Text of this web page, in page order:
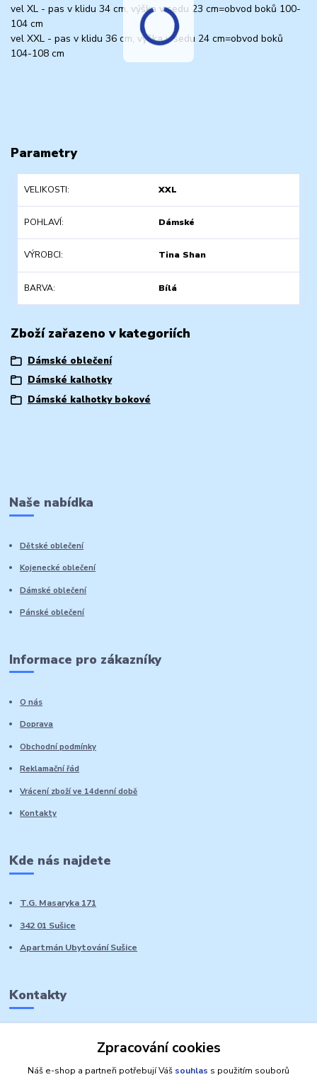
vel XL - pas v klidu 34 cm, výška v sedu 23 cm=obvod boků 100-
104 cm
vel XXL - pas v klidu 36 cm, výška v sedu 24 cm=obvod boků
104-108 cm
Parametry
VELIKOSTI XXL
POHLAVÍ Dámské
VÝROBCI Tina Shan
BARVA Bílá
Zboží zařazeno v kategoriích
Dámské oblečení
Dámské kalhotky
Dámské kalhotky bokové
Naše nabídka
Dětské oblečení
Kojenecké oblečení
Dámské oblečení
Pánské oblečení
Informace pro zákazníky
O nás
Doprava
Obchodní podmínky
Reklamační řád
Vrácení zboží ve 14denní době
Kontakty
Kde nás najdete
T.G. Masaryka 171
342 01 Sušice
Apartmán Ubytování Sušice
Kontakty
Zpracování cookies
Náš e-shop a partneři potřebují Váš souhlas s použitím souborů